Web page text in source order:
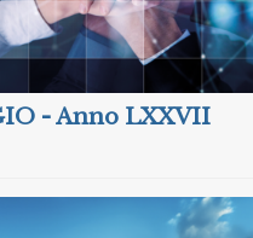
- Anno LXXVII